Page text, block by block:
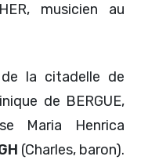
musicien au
la citadelle de
de BERGUE,
Maria Henrica
(Charles, baron).